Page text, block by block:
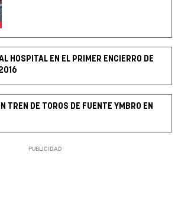
HOSPITAL EN EL PRIMER ENCIERRO DE
TREN DE TOROS DE FUENTE YMBRO EN